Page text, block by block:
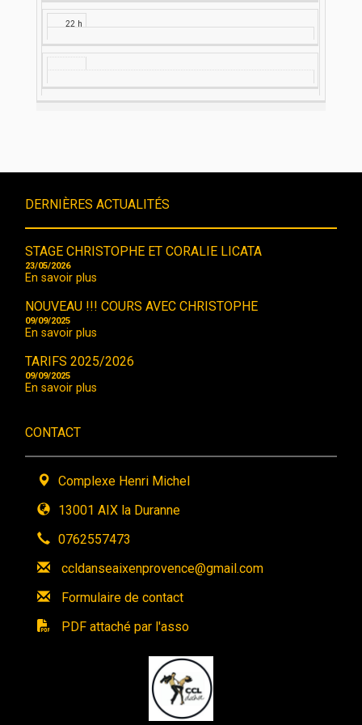
22 h
DERNIÈRES ACTUALITÉS
STAGE CHRISTOPHE ET CORALIE LICATA
23/05/2026
En savoir plus
NOUVEAU !!! COURS AVEC CHRISTOPHE
09/09/2025
En savoir plus
TARIFS 2025/2026
09/09/2025
En savoir plus
CONTACT
Complexe Henri Michel
13001 AIX la Duranne
0762557473
ccldanseaixenprovence@gmail.com
Formulaire de contact
PDF attaché par l'asso